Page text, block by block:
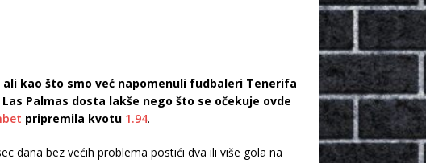
kao što smo već napomenuli fudbaleri Tenerifa
Palmas dosta lakše nego što se očekuje ovde
pripremila kvotu 1.94.
dana bez većih problema postići dva ili više gola na